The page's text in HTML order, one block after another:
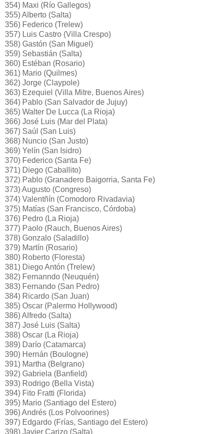
354) Maxi (Río Gallegos)
355) Alberto (Salta)
356) Federico (Trelew)
357) Luis Castro (Villa Crespo)
358) Gastón (San Miguel)
359) Sebastián (Salta)
360) Estéban (Rosario)
361) Mario (Quilmes)
362) Jorge (Claypole)
363) Ezequiel (Villa Mitre, Buenos Aires)
364) Pablo (San Salvador de Jujuy)
365) Walter De Lucca (La Rioja)
366) José Luis (Mar del Plata)
367) Saúl (San Luis)
368) Nuncio (San Justo)
369) Yelín (San Isidro)
370) Federico (Santa Fe)
371) Diego (Caballito)
372) Pablo (Granadero Baigorria, Santa Fe)
373) Augusto (Congreso)
374) Valentñín (Comodoro Rivadavia)
375) Matías (San Francisco, Córdoba)
376) Pedro (La Rioja)
377) Paolo (Rauch, Buenos Aires)
378) Gonzalo (Saladillo)
379) Martín (Rosario)
380) Roberto (Floresta)
381) Diego Antón (Trelew)
382) Fernanndo (Neuquén)
383) Fernando (San Pedro)
384) Ricardo (San Juan)
385) Oscar (Palermo Hollywood)
386) Alfredo (Salta)
387) José Luis (Salta)
388) Oscar (La Rioja)
389) Darío (Catamarca)
390) Hernán (Boulogne)
391) Martha (Belgrano)
392) Gabriela (Banfield)
393) Rodrigo (Bella Vista)
394) Fito Fratti (Florida)
395) Mario (Santiago del Estero)
396) Andrés (Los Polvoorines)
397) Edgardo (Frías, Santiago del Estero)
398) Javier Carizo (Salta)